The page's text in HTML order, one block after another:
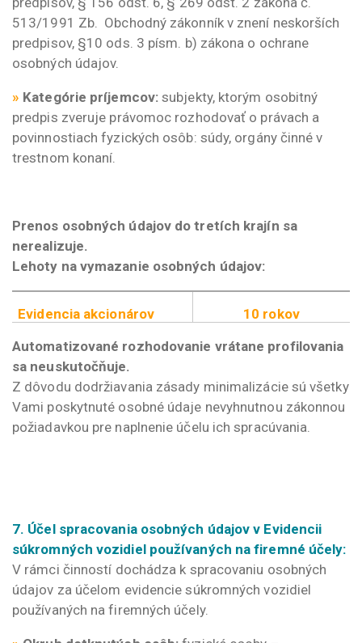
513/1991 Zb. Obchodný zákonník v znení neskorších
predpisov, §10 ods. 3 písm. b) zákona o ochrane
osobných údajov.
» Kategórie príjemcov: subjekty, ktorým osobitný
predpis zveruje právomoc rozhodovať o právach a
povinnostiach fyzických osôb: súdy, orgány činné v
trestnom konaní.
Prenos osobných údajov do tretích krajín sa
nerealizuje.
Lehoty na vymazanie osobných údajov:
Evidencia akcionárov
10 rokov
Automatizované rozhodovanie vrátane profilovania
sa neuskutočňuje.
Z dôvodu dodržiavania zásady minimalizácie sú všetky
Vami poskytnuté osobné údaje nevyhnutnou zákonnou
požiadavkou pre naplnenie účelu ich spracúvania.
7. Účel spracovania osobných údajov v Evidencii
súkromných vozidiel používaných na firemné účely:
V rámci činností dochádza k spracovaniu osobných
údajov za účelom evidencie súkromných vozidiel
používaných na firemných účely.